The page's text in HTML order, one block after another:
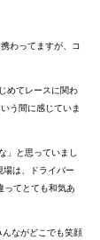
わってますが、コ
めてレースに関わ
う間に感じていま
」と思っていまし
は、ドライバー
ってとても和気あ
ながどこでも笑顔